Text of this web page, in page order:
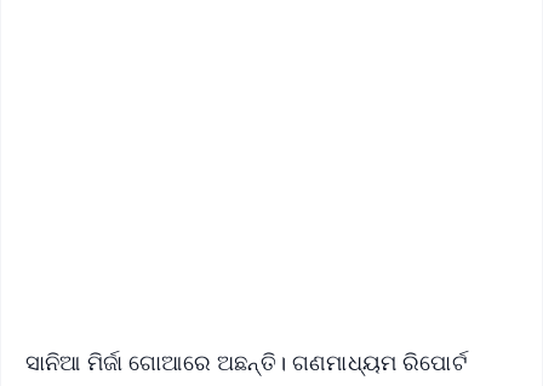
ସାନିଆ ମିର୍ଜା ଗୋଆରେ ଅଛନ୍ତି। ଗଣମାଧ୍ୟମ ରିପୋର୍ଟ